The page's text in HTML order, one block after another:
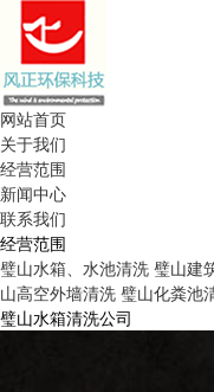
网站首页
关于我们
经营范围
新闻中心
联系我们
经营范围
璧山水箱、水池清洗 璧山建
山高空外墙清洗 璧山化粪池
璧山水箱清洗公司